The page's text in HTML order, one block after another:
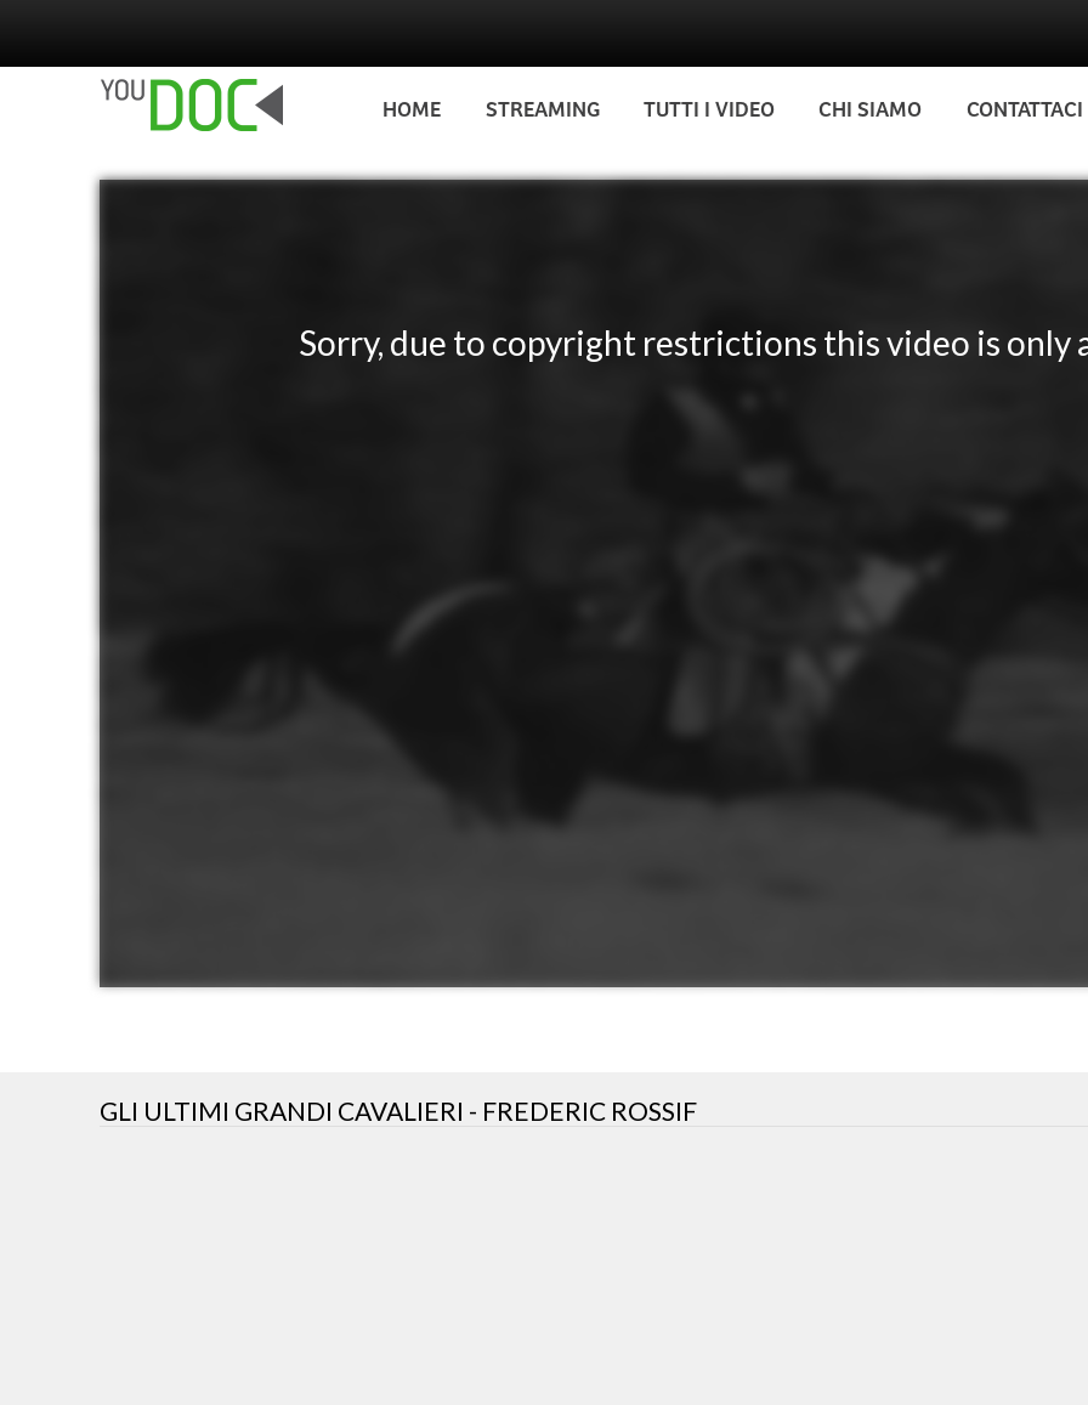
HOME STREAMING TUTTI I VIDEO CHI SIAMO CONTATTACI
Sorry, due to copyright restrictions this video is only
GLI ULTIMI GRANDI CAVALIERI - FREDERIC ROSSIF